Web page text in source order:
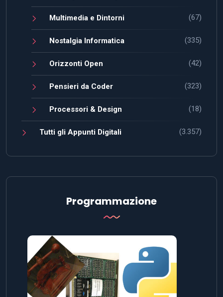
Multimedia e Dintorni (67)
Nostalgia Informatica (335)
Orizzonti Open (42)
Pensieri da Coder (323)
Processori & Design (18)
Tutti gli Appunti Digitali (3.357)
Programmazione